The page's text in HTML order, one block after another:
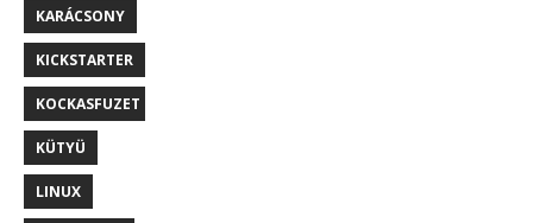
KARÁCSONY
KICKSTARTER
KOCKASFUZET
KÜTYÜ
LINUX